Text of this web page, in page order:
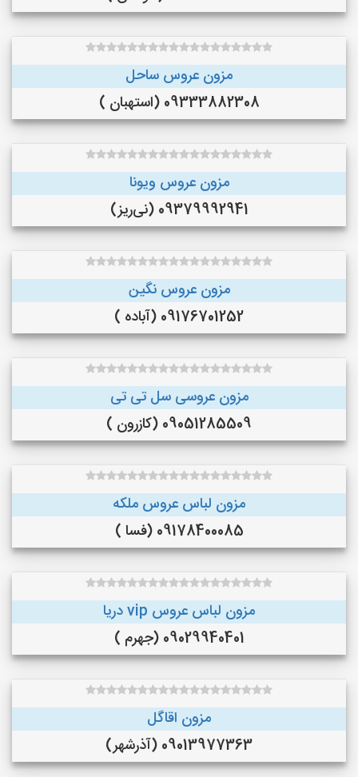
مزون عروس ساحل
09333882308 (استهبان )
مزون عروس ویونا
09379992941 (نی‌ریز)
مزون عروس نگین
09176701252 (آباده )
مزون عروسی سل تی تی
09051285509 (کازرون )
مزون لباس عروس ملکه
09178400085 (فسا )
مزون لباس عروس vip دریا
09029940401 (جهرم )
مزون اقاگل
09013977363 (آذرشهر)